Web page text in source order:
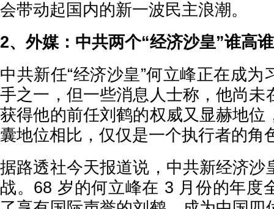
会带动起国内的新一波民主浪潮。
2、外媒：中共两个“经济沙皇”谁高
中共新任“经济沙皇”何立峰正在成为
手之一，但一些消息人士称，他尚未
获得他的前任刘鹤的权威又显赫地位
囊地位相比，仅仅是一个执行者的角
据路透社今天报道说，中共新经济沙
战。68 岁的何立峰在 3 月份的年度